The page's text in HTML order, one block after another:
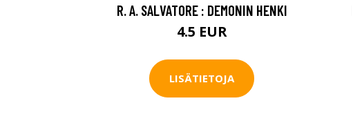
R. A. SALVATORE : DEMONIN HENKI
4.5 EUR
LISÄTIETOJA